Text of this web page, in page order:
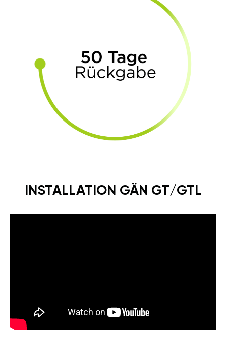
INSTALLATION GÄN GT/GTL